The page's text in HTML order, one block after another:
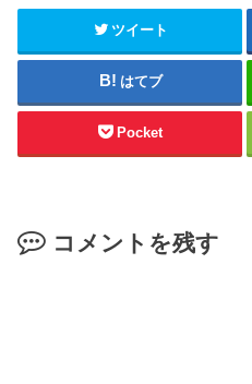
ツイート
はてブ
Pocket
コメントを残す